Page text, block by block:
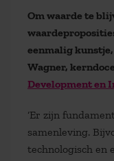
Om waarde te
eenmalig
Wagner,
Development en
‘Er zijn
samenleving.
technologisch en